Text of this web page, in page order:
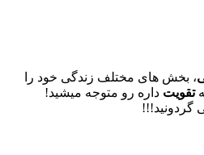
، بخش های مختلف زندگی خود را
تقویت داره رو متوجه میشید!
گردونید!!!